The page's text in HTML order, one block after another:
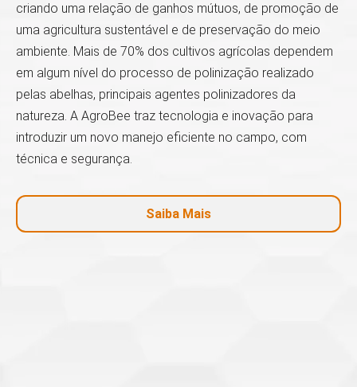
criando uma relação de ganhos mútuos, de promoção de
uma agricultura sustentável e de preservação do meio
ambiente. Mais de 70% dos cultivos agrícolas dependem
em algum nível do processo de polinização realizado
pelas abelhas, principais agentes polinizadores da
natureza. A AgroBee traz tecnologia e inovação para
introduzir um novo manejo eficiente no campo, com
técnica e segurança.
Saiba Mais